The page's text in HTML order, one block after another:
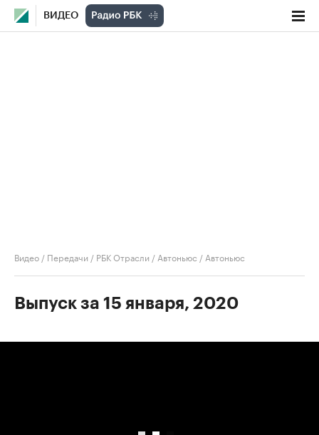
ВИДЕО
Видео / Передачи / РБК Отрасли / Автоньюс / Автоньюс
Выпуск за 15 января, 2020